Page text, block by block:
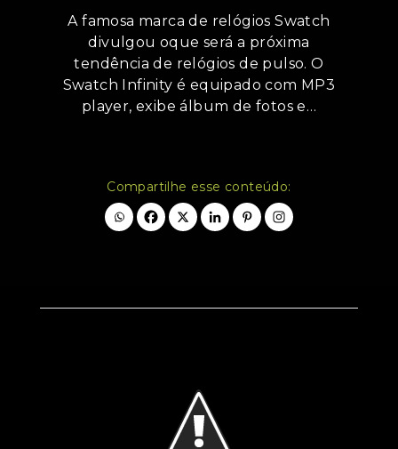
A famosa marca de relógios Swatch
divulgou oque será a próxima
tendência de relógios de pulso. O
Swatch Infinity é equipado com MP3
player, exibe álbum de fotos e…
Compartilhe esse conteúdo: